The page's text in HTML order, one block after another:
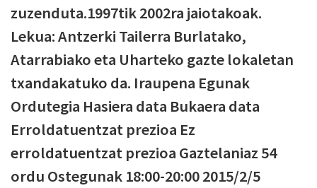
zuzenduta.1997tik 2002ra jaiotakoak.
Lekua: Antzerki Tailerra Burlatako,
Atarrabiako eta Uharteko gazte lokaletan
txandakatuko da. Iraupena Egunak
Ordutegia Hasiera data Bukaera data
Erroldatuentzat prezioa Ez
erroldatuentzat prezioa Gaztelaniaz 54
ordu Ostegunak 18:00-20:00 2015/2/5